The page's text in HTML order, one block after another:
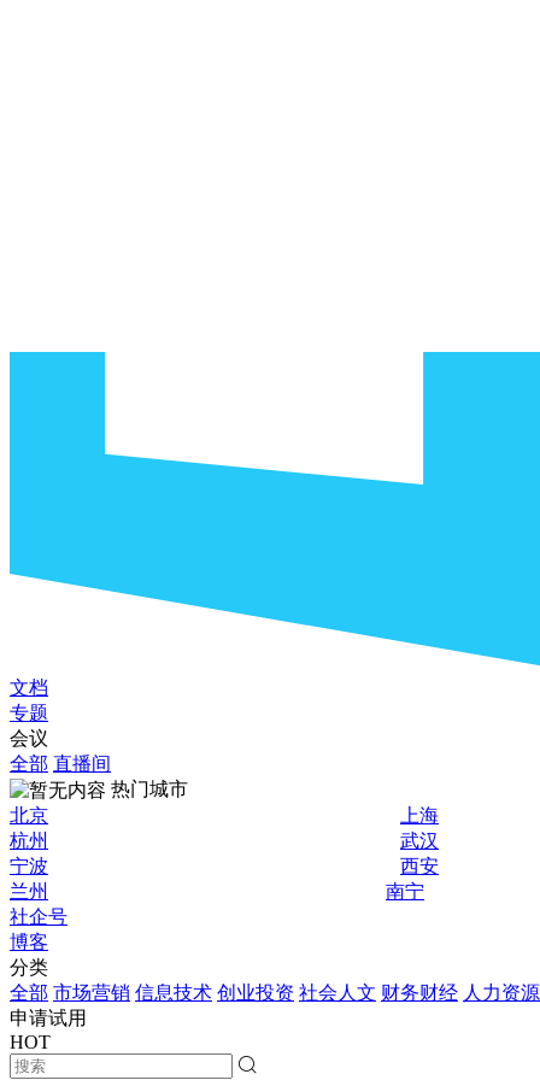
文档
专题
会议
全部 直播间
热门城市
北京
上海
杭州
武汉
宁波
西安
兰州
南宁
社企号
博客
分类
全部 市场营销 信息技术 创业投资 社会人文 财务财经 人力资源
申请试用
HOT